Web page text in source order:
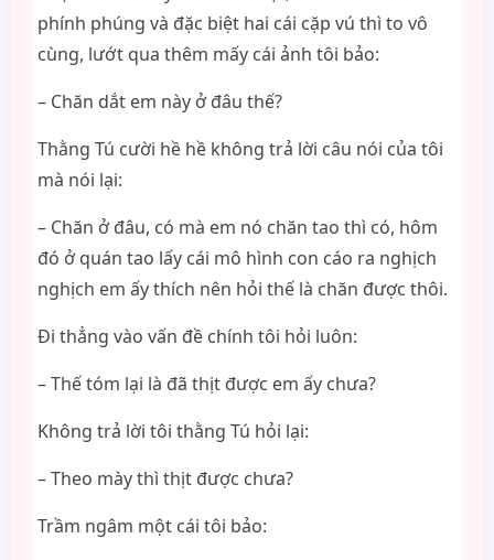
phính phúng và đặc biệt hai cái cặp vú thì to vô
cùng, lướt qua thêm mấy cái ảnh tôi bảo:
– Chăn dắt em này ở đâu thế?
Thằng Tú cười hề hề không trả lời câu nói của tôi
mà nói lại:
– Chăn ở đâu, có mà em nó chăn tao thì có, hôm
đó ở quán tao lấy cái mô hình con cáo ra nghịch
nghịch em ấy thích nên hỏi thế là chăn được thôi.
Đi thẳng vào vấn đề chính tôi hỏi luôn:
– Thế tóm lại là đã thịt được em ấy chưa?
Không trả lời tôi thằng Tú hỏi lại:
– Theo mày thì thịt được chưa?
Trầm ngâm một cái tôi bảo: